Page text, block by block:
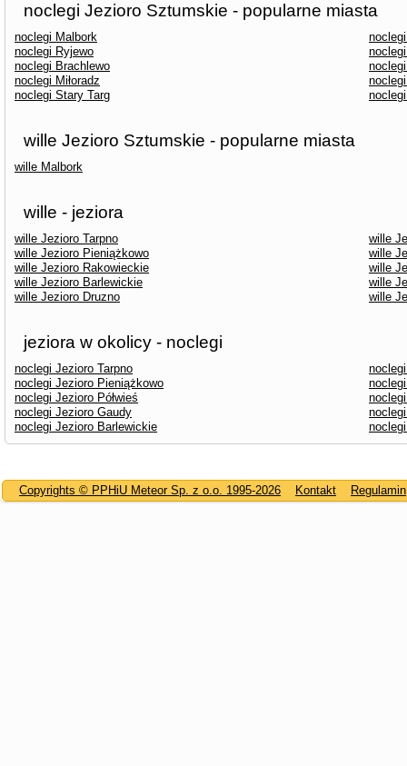
noclegi Jezioro Sztumskie - popularne miasta
noclegi Malbork
noclegi Ryjewo
noclegi Brachlewo
noclegi Miłoradz
noclegi Stary Targ
wille Jezioro Sztumskie - popularne miasta
wille Malbork
wille - jeziora
wille Jezioro Tarpno
wille
wille Jezioro Pieniążkowo
wille
wille Jezioro Rakowieckie
wille
wille Jezioro Barlewickie
wille
wille Jezioro Druzno
wille
jeziora w okolicy - noclegi
noclegi Jezioro Tarpno
noclegi Jezioro Pieniążkowo
noclegi Jezioro Półwieś
noclegi Jezioro Gaudy
noclegi Jezioro Barlewickie
Copyrights © PPHiU Meteor Sp. z o.o. 1995-2026 Kontakt Regulamin